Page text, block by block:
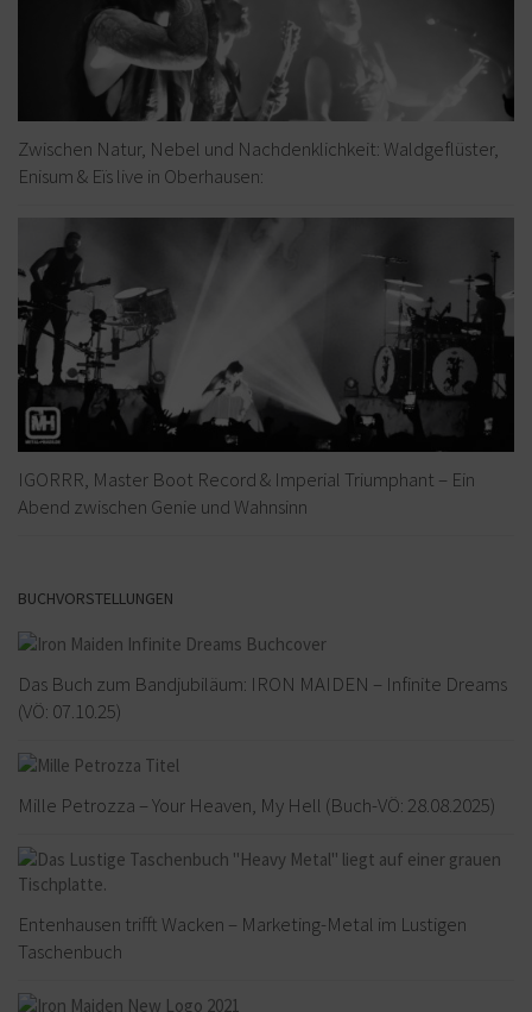
Zwischen Natur, Nebel und Nachdenklichkeit: Waldgeflüster,
Enisum & Eïs live in Oberhausen:
IGORRR, Master Boot Record & Imperial Triumphant – Ein
Abend zwischen Genie und Wahnsinn
BUCHVORSTELLUNGEN
Das Buch zum Bandjubiläum: IRON MAIDEN – Infinite Dreams
(VÖ: 07.10.25)
Mille Petrozza – Your Heaven, My Hell (Buch-VÖ: 28.08.2025)
Entenhausen trifft Wacken – Marketing-Metal im Lustigen
Taschenbuch